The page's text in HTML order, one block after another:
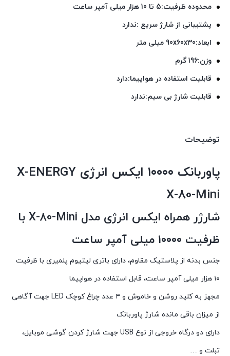
محدوده ظرفیت:5 تا 10 هزار میلی آمپر ساعت
پشتیبانی از شارژ سریع :ندارد
ابعاد:90x60x30 میلی‌ متر
وزن:196 گرم
قابلیت استفاده در هواپیما:دارد
قابلیت شارژ بی سیم:ندارد
توضیحات
پاوربانک ۱۰۰۰۰ ایکس انرژی X-ENERGY
X-80-Mini
شارژر همراه ایکس انرژی مدل X-80-Mini با
ظرفیت ۱۰۰۰۰ میلی آمپر ساعت
جنس بدنه از پلاستیک مقاوم، دارای باتری لیتیوم پلمیری با ظرفیت
۱۰ هزار میلی آمپر ساعت، قابل استفاده در هواپیما
مجهز به کلید روشن و خاموش و ۴ عدد چراغ کوچک LED جهت آگاهی
از میزان باقی مانده شارژ پاوربانک
دارای دو درگاه خروجی از نوع USB جهت شارژ کردن گوشی موبایل،
تبلت و …